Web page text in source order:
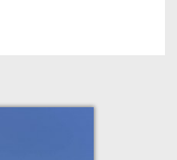
de l’État lors
l’espace public.
officiels, tant dans
tout en offrant une